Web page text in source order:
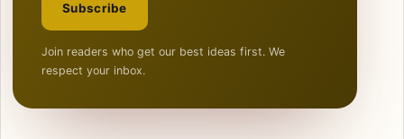
Subscribe
Join readers who get our best ideas first. We
respect your inbox.